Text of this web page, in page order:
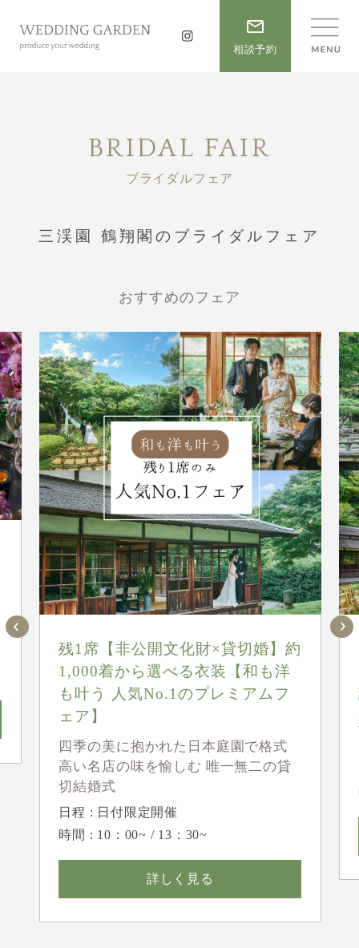
相談予約
BRIDAL FAIR
ブライダルフェア
三渓園 鶴翔閣のブライダルフェア
おすすめのフェア
残1席【非公開文化財×貸切婚】約
1,000着から選べる衣装【和も洋
も叶う 人気No.1のプレミアムフ
ェア】
四季の美に抱かれた日本庭園で格式
高い名店の味を愉しむ 唯一無二の貸
切結婚式
日程 : 日付限定開催
時間 : 10：00~ / 13：30~
詳しく見る